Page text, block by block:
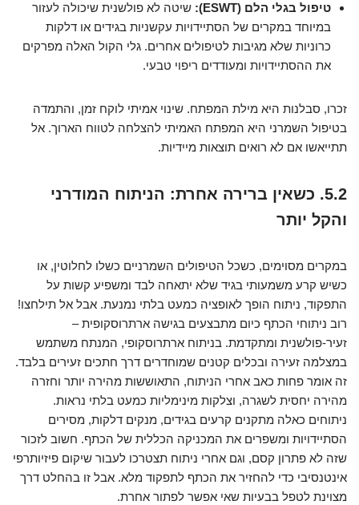
טיפול בגלי הלם (ESWT):
שיטה לא פולשנית שיכולה לעזור
במיוחד במקרים של הסתיידויות עקשניות בגידים או דלקות
כרוניות שלא מגיבות לטיפולים אחרים. גלי הקול האלה מפרקים
את ההסתיידויות ומעודדים ריפוי טבעי.
זכרו, סבלנות היא מילת המפתח. שינוי אמיתי לוקח זמן, והתמדה
בטיפול השמרני היא המפתח האמיתי להצלחה לטווח הארוך. אל
תתייאשו אם לא רואים תוצאות מיידיות.
5.2. כשאין ברירה אחרת: הניתוח המודרני
והקל יותר
במקרים מסוימים, כשכל הטיפולים השמרניים כשלו לחלוטין, או
כשיש קרע משמעותי בגיד שלא יתאחה לבד ומשפיע קשות על
התפקוד, ניתוח הופך לאופציה כמעט בלתי נמנעת. אבל אל תילחצו!
רוב ניתוחי הכתף כיום מתבצעים בגישה ארתרוסקופית –
זעיר-פולשנית ומתקדמת. בניתוח ארתרוסקופי, המנתח משתמש
במצלמה זעירה ובכלים קטנים שמוחדרים דרך חתכים זעירים בלבד.
זה אומר פחות כאב אחרי הניתוח, התאוששות מהירה יותר וחזרה
מהירה יחסית לשגרה, וצלקות מינימליות כמעט בלתי נראות.
ניתוחים כאלה מתקנים קרעים בגידים, מנקים דלקות, מסירים
הסתיידויות ומשפרים את המכניקה הכללית של הכתף. חשוב לזכור
שזה לא פתרון קסם, וגם אחרי ניתוח תצטרכו לעבור שיקום פיזיותרפי
אינטנסיבי כדי להחזיר את הכתף לתפקוד מלא. אבל זו בהחלט דרך
מצוינת לטפל בבעיות שאי אפשר לפתור אחרת.